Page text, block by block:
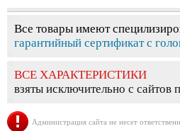
Все товары имеют
гарантийный сертификат с
ВСЕ ХАРАКТЕРИСТИКИ
взяты исключительно с сайтов
Администрация сайта не несет